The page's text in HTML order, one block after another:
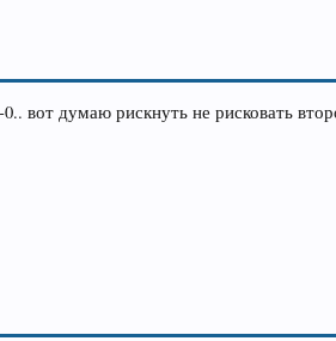
вот думаю рискнуть не рисковать